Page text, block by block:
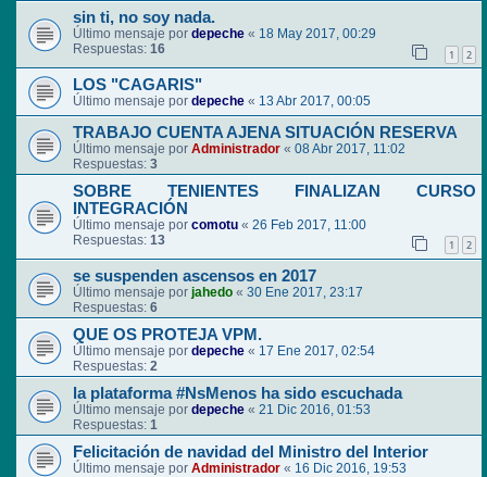
sin ti, no soy nada.
Último mensaje por depeche « 18 May 2017, 00:29
Respuestas: 16 1 2
LOS "CAGARIS"
Último mensaje por depeche « 13 Abr 2017, 00:05
TRABAJO CUENTA AJENA SITUACIÓN RESERVA
Último mensaje por Administrador « 08 Abr 2017, 11:02
Respuestas: 3
SOBRE TENIENTES FINALIZAN CURSO
INTEGRACIÓN
Último mensaje por comotu « 26 Feb 2017, 11:00
Respuestas: 13 1 2
se suspenden ascensos en 2017
Último mensaje por jahedo « 30 Ene 2017, 23:17
Respuestas: 6
QUE OS PROTEJA VPM.
Último mensaje por depeche « 17 Ene 2017, 02:54
Respuestas: 2
la plataforma #NsMenos ha sido escuchada
Último mensaje por depeche « 21 Dic 2016, 01:53
Respuestas: 1
Felicitación de navidad del Ministro del Interior
Último mensaje por Administrador « 16 Dic 2016, 19:53